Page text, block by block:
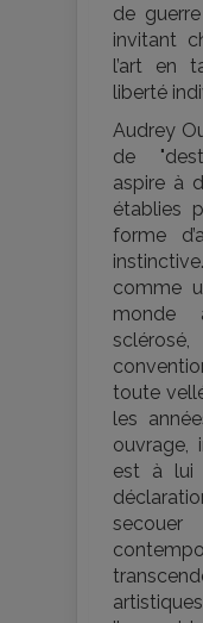
de
invitant
l’art en
liberté
Audrey
de
aspire à
établies
forme
comme
monde
toute
les
ouvrage,
est à lui